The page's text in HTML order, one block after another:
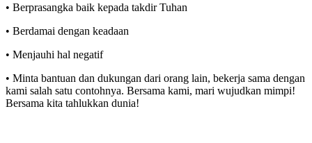
• Berprasangka baik kepada takdir Tuhan
• Berdamai dengan keadaan
• Menjauhi hal negatif
• Minta bantuan dan dukungan dari orang lain, bekerja sama dengan
kami salah satu contohnya. Bersama kami, mari wujudkan mimpi!
Bersama kita tahlukkan dunia!